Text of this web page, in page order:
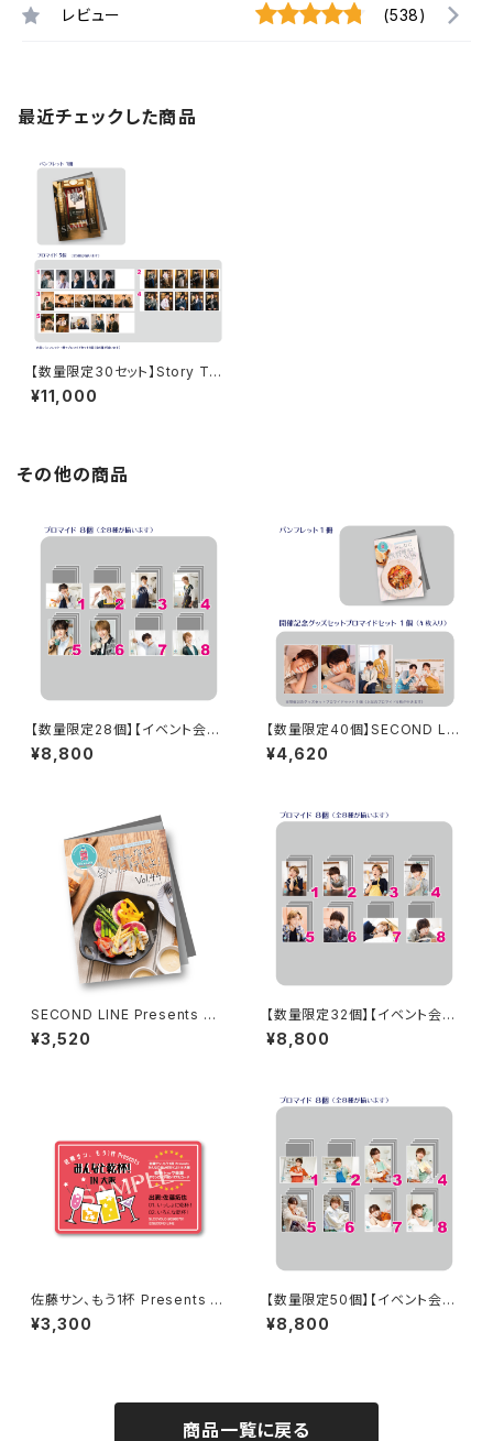
レビュー (538)
最近チェックした商品
【数量限定30セット】Story Tell
er(Terror) 朗読・謎 後編（謎解
き編） 雨谷 笑の考察 〜マスカ
¥11,000
その他の商品
【数量限定28個】【イベント会場
特典付き】SECOND LINE Pre
sents みんなに会いに行くよ!
¥8,800
【数量限定40個】SECOND LIN
E Presents みんなに会いに行
くよ! 第48回 in 長野 開催記念
¥4,620
SECOND LINE Presents み
んなに会いに行くよ! 第44回 in
山形 パンフレット
¥3,520
【数量限定32個】【イベント会場
特典付き】SECOND LINE Pre
sents みんなに会いに行くよ!
¥8,800
佐藤サン、もう1杯 Presents み
んなに会いに行くよ！IN 大阪 乾
杯トーク音源「みんなと乾杯! IN
¥3,300
【数量限定50個】【イベント会場
特典付き】SECOND LINE Pre
sents みんなに会いに行くよ!
¥8,800
商品一覧に戻る